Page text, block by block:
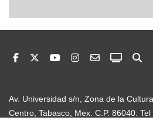
Av. Universidad s/n, Zona de la
Centro, Tabasco, Mex. C.P. 86040.